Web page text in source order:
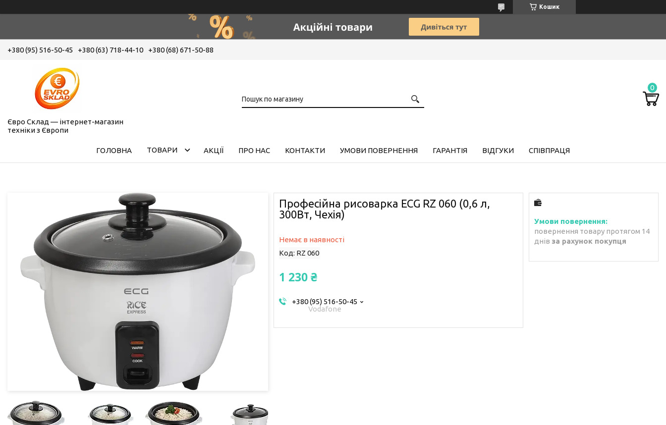
Кошик
+380 (95) 516-50-45 +380 (63) 718-44-10 +380 (68) 671-50-88
Євро Склад — інтернет-магазин
техніки з Європи
ГОЛОВНА ТОВАРИ АКЦІЇ ПРО НАС КОНТАКТИ УМОВИ ПОВЕРНЕННЯ ГАРАНТІЯ ВІДГУКИ СПІВПРАЦЯ
Професійна рисоварка ECG RZ 060 (0,6 л,
300Вт, Чехія)
Немає в наявності
Код: RZ 060
1 230 ₴
+380 (95) 516-50-45
Vodafone
повернення товару протягом 14
днів за рахунок покупця